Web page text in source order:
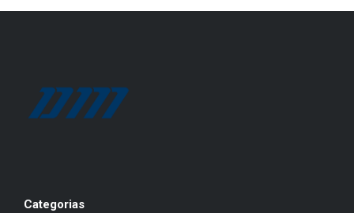
Categorias